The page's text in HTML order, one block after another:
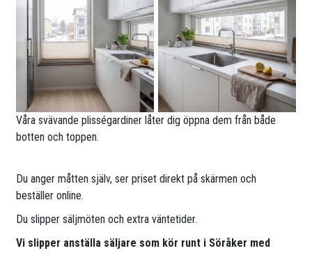
Våra svävande plisségardiner låter dig öppna dem från både
botten och toppen.
Du anger måtten själv, ser priset direkt på skärmen och
beställer online.
Du slipper säljmöten och extra väntetider.
Vi slipper anställa säljare som kör runt i Söråker med